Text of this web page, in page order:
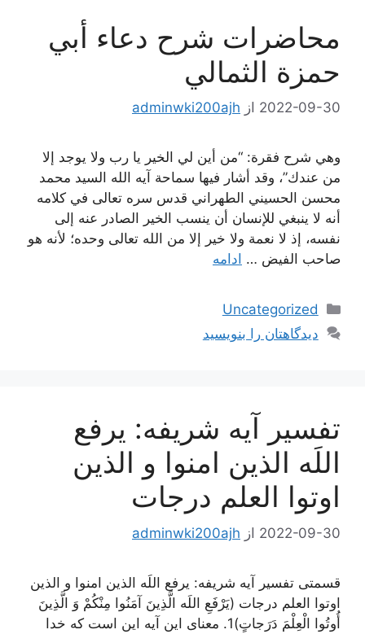
محاضرات شرح دعاء أبي
حمزة الثمالي
2022-09-30 از adminwki200ajh
وهي شرح فقرة: “من أين لي الخير يا رب ولا يوجد إلا
من عندك”، وقد أشار فيها سماحة آيه الله السيد محمد
محسن الحسيني الطهراني قدس سره تعالى في كلامه
أنه لا ينبغي للإنسان أن ينسب الخير الصادر عنه إلى
نفسه، إذ لا نعمة ولا خير إلا من الله تعالى وحده؛ لأنه هو
صاحب الفيض … ادامه
دسته‌ها
Uncategorized
دیدگاهتان را بنویسید
تفسیر آیه شریفه: یرفع
اللَه الذین امنوا و الذین
اوتوا العلم درجات
2022-09-30 از adminwki200ajh
قسمتی تفسیر آیه شریفه: یرفع اللَه الذین امنوا و الذین
اوتوا العلم درجات (يَرْفَعِ اللَه الَّذِينَ آمَنُوا مِنْكُمْ وَ الَّذِينَ
أُوتُوا الْعِلْمَ دَرَجاتٍ)1. معنای این آیه این است كه خدا